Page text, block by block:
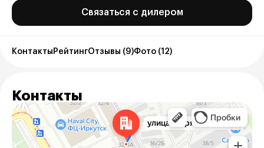
Связаться с дилером
Контакты РейтингОтзывы (9)Фото (12)
Контакты